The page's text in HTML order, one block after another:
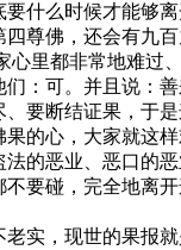
么时候才能够离
尊佛，还会有九
心里都非常地难
：可。并且说：
要断结证果，于
的心，大家就这
的恶业、恶口的
要碰，完全地离
，现世的果报就